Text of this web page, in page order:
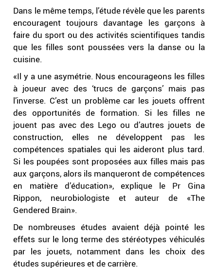
Dans le même temps, l’étude révèle que les parents
encouragent toujours davantage les garçons à
faire du sport ou des activités scientifiques tandis
que les filles sont poussées vers la danse ou la
cuisine.
«Il y a une asymétrie. Nous encourageons les filles
à joueur avec des ‘trucs de garçons’ mais pas
l’inverse. C’est un problème car les jouets offrent
des opportunités de formation. Si les filles ne
jouent pas avec des Lego ou d’autres jouets de
construction, elles ne développent pas les
compétences spatiales qui les aideront plus tard.
Si les poupées sont proposées aux filles mais pas
aux garçons, alors ils manqueront de compétences
en matière d’éducation», explique le Pr Gina
Rippon, neurobiologiste et auteur de «The
Gendered Brain».
De nombreuses études avaient déjà pointé les
effets sur le long terme des stéréotypes véhiculés
par les jouets, notamment dans les choix des
études supérieures et de carrière.